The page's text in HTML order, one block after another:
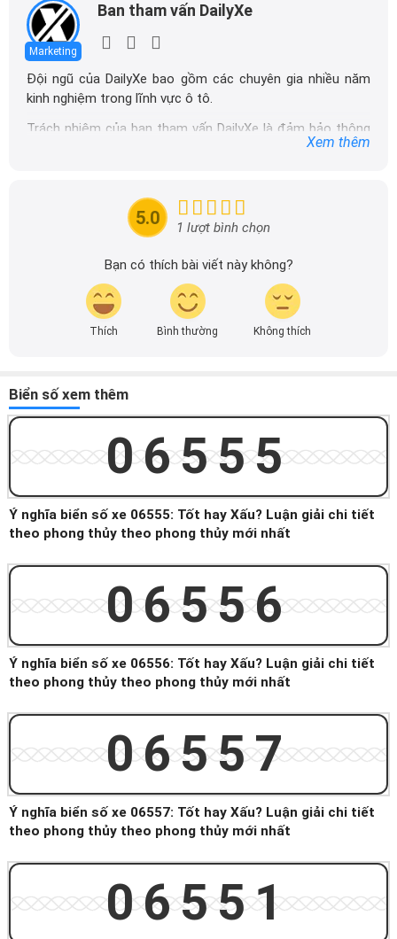
Marketing
Ban tham vấn DailyXe
Đội ngũ của DailyXe bao gồm các chuyên gia nhiều năm
kinh nghiệm trong lĩnh vực ô tô.
Trách nhiệm của ban tham vấn DailyXe là đảm bảo thông
tin chính xác được đăng tải trên dailyxe.com.vn, thường
tin nhanh chóng và dễ dàng hơn.
Xem thêm
5.0 1 lượt bình chọn
Bạn có thích bài viết này không?
Thích Bình thường Không thích
Biển số xem thêm
06555
Ý nghĩa biển số xe 06555: Tốt hay Xấu? Luận giải chi tiết
theo phong thủy theo phong thủy mới nhất
06556
Ý nghĩa biển số xe 06556: Tốt hay Xấu? Luận giải chi tiết
theo phong thủy theo phong thủy mới nhất
06557
Ý nghĩa biển số xe 06557: Tốt hay Xấu? Luận giải chi tiết
theo phong thủy theo phong thủy mới nhất
06551